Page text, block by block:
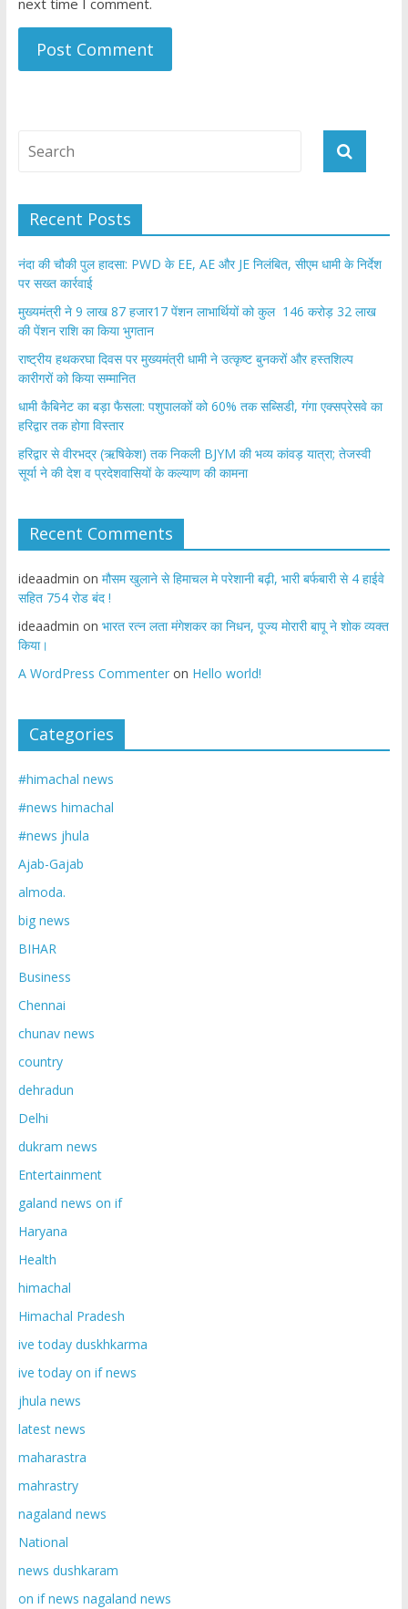
next time I comment.
Recent Posts
नंदा की चौकी पुल हादसा: PWD के EE, AE और JE निलंबित, सीएम धामी के निर्देश
पर सख्त कार्रवाई
मुख्यमंत्री ने 9 लाख 87 हजार17 पेंशन लाभार्थियों को कुल 146 करोड़ 32 लाख
की पेंशन राशि का किया भुगतान
राष्ट्रीय हथकरघा दिवस पर मुख्यमंत्री धामी ने उत्कृष्ट बुनकरों और हस्तशिल्प
कारीगरों को किया सम्मानित
​धामी कैबिनेट का बड़ा फैसला: पशुपालकों को 60% तक सब्सिडी, गंगा एक्सप्रेसवे का
हरिद्वार तक होगा विस्तार
​हरिद्वार से वीरभद्र (ऋषिकेश) तक निकली BJYM की भव्य कांवड़ यात्रा; तेजस्वी
सूर्या ने की देश व प्रदेशवासियों के कल्याण की कामना
Recent Comments
ideaadmin on मौसम खुलाने से हिमाचल मे परेशानी बढ़ी, भारी बर्फबारी से 4 हाईवे
सहित 754 रोड बंद !
ideaadmin on भारत रत्न लता मंगेशकर का निधन, पूज्य मोरारी बापू ने शोक व्यक्त
किया।
A WordPress Commenteron Hello world!
Categories
#himachal news
#news himachal
#news jhula
Ajab-Gajab
almoda.
big news
BIHAR
Business
Chennai
chunav news
country
dehradun
Delhi
dukram news
Entertainment
galand news on if
Haryana
Health
himachal
Himachal Pradesh
ive today duskhkarma
ive today on if news
jhula news
latest news
maharastra
mahrastry
nagaland news
National
news dushkaram
on if news nagaland news